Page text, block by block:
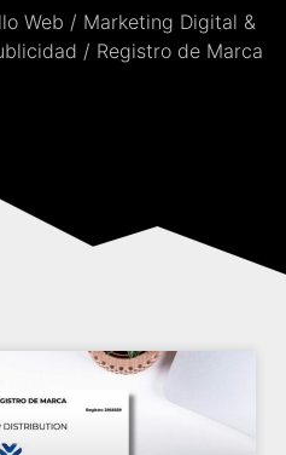
Web / Marketing Digital &
/ Registro de Marca